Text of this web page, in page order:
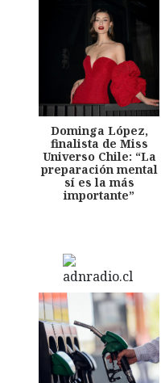
Dominga López,
finalista de Miss
Universo Chile: “La
preparación mental
sí es la más
importante”